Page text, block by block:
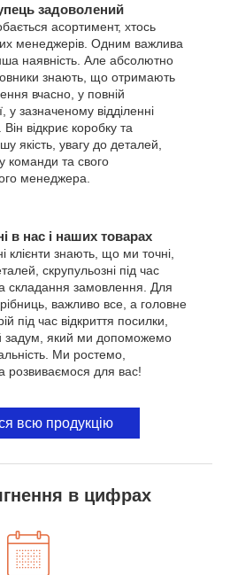
задоволений
асортимент, хтось
менеджерів. Одним важлива
наявність. Але абсолютно
знають, що отримають
вчасно, у повній
у зазначеному відділенні
Він відкриє коробку та
якість, увагу до деталей,
команди та свого
менеджера.
в нас і наших товарах
клієнти знають, що ми точні,
скрупульозні під час
складання замовлення. Для
важливо все, а головне
під час відкриття посилки,
задум, який ми допоможемо
Ми ростемо,
розвиваємося для вас!
всю продукцію
в цифрах